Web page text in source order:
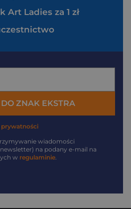
Art Ladies za 1 zł
ZNAK EKSTRA
wiadomości
na podany e-mail na
w regulaminie.